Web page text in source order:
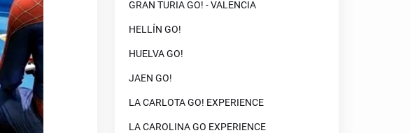
GRAN TURIA GO! - VALENCIA
HELLÍN GO!
HUELVA GO!
JAEN GO!
LA CARLOTA GO! EXPERIENCE
LA CAROLINA GO EXPERIENCE